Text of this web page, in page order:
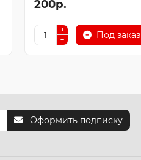
200р.
Под заказ
Оформить подписку